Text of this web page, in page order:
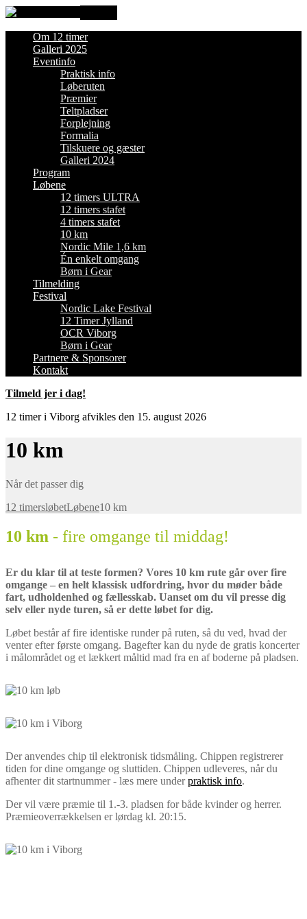
Om 12 timer
Galleri 2025
Eventinfo
Praktisk info
Løberuten
Præmier
Teltpladser
Forplejning
Formalia
Tilskuere og gæster
Galleri 2024
Program
Løbene
12 timers ULTRA
12 timers stafet
4 timers stafet
10 km
Nordic Mile 1,6 km
Én enkelt omgang
Børn i Gear
Tilmelding
Festival
Nordic Lake Festival
12 Timer Jylland
OCR Viborg
Børn i Gear
Partnere & Sponsorer
Kontakt
Tilmeld jer i dag!
12 timer i Viborg afvikles den 15. august 2026
10 km
Når det passer dig
12 timersløbetLøbene10 km
10 km - fire omgange til middag!
Er du klar til at teste formen? Vores 10 km rute går over fire
omgange – en helt klassisk udfordring, hvor du møder både
fart, udholdenhed og fællesskab. Uanset om du vil presse dig
selv eller nyde turen, så er dette løbet for dig.
Løbet består af fire identiske runder på ruten, så du ved, hvad der
venter efter første omgang. Bagefter kan du nyde de gratis koncerter
i målområdet og et lækkert måltid mad fra en af boderne på pladsen.
Der anvendes chip til elektronisk tidsmåling. Chippen registrerer
tiden for dine omgange og sluttiden. Chippen udleveres, når du
afhenter dit startnummer - læs mere underpraktisk info.
Der vil være præmie til 1.-3. pladsen for både kvinder og herrer.
Præmieoverrækkelsen er lørdag kl. 20:15.